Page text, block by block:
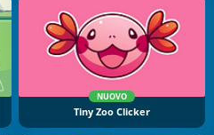
NUOVO
Tiny Zoo Clicker